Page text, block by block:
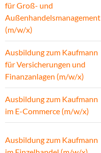
für Groß- und
Außenhandelsmanagement
(m/w/x)
Ausbildung zum Kaufmann
für Versicherungen und
Finanzanlagen (m/w/x)
Ausbildung zum Kaufmann
im E-Commerce (m/w/x)
Ausbildung zum Kaufmann